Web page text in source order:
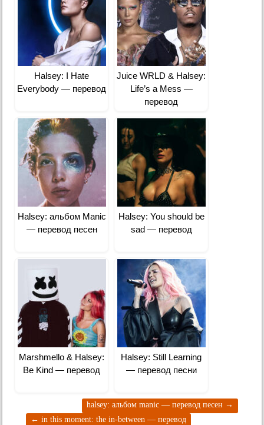
Halsey: I Hate
Everybody — перевод
Juice WRLD & Halsey:
Life’s a Mess —
перевод
Halsey: альбом Manic
— перевод песен
Halsey: You should be
sad — перевод
Marshmello & Halsey:
Be Kind — перевод
Halsey: Still Learning
— перевод песни
halsey: альбом manic — перевод песен →
← in this moment: the in-between — перевод